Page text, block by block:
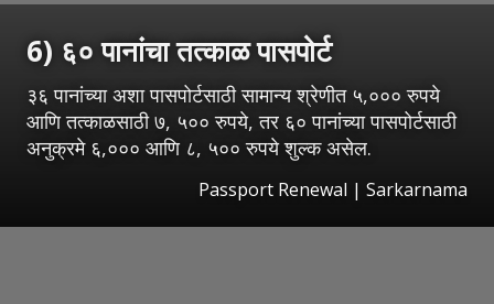
6) ६० पानांचा तत्काळ पासपोर्ट
३६ पानांच्या अशा पासपोर्टसाठी सामान्य श्रेणीत ५,००० रुपये
आणि तत्काळसाठी ७, ५०० रुपये, तर ६० पानांच्या पासपोर्टसाठी
अनुक्रमे ६,००० आणि ८, ५०० रुपये शुल्क असेल.
Passport Renewal | Sarkarnama